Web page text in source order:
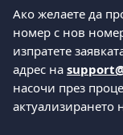
Ако желаете да
номер с нов
изпратете
адрес на
насочи през
актуализирането